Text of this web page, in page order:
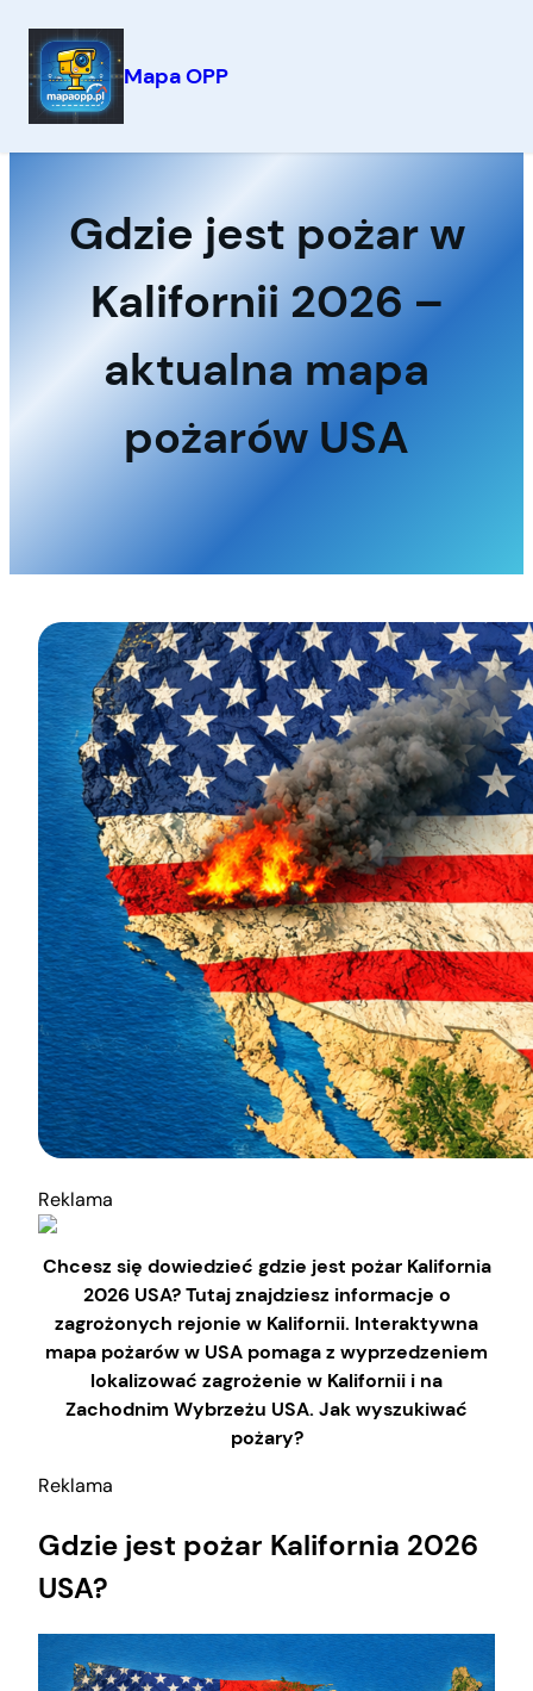
Przejdź
Mapa OPP
Gdzie jest pożar w
Kalifornii 2026 –
aktualna mapa
pożarów USA
Reklama
Chcesz się dowiedzieć gdzie jest pożar Kalifornia
2026 USA? Tutaj znajdziesz informacje o
zagrożonych rejonie w Kalifornii. Interaktywna
mapa pożarów w USA pomaga z wyprzedzeniem
lokalizować zagrożenie w Kalifornii i na
Zachodnim Wybrzeżu USA. Jak wyszukiwać
pożary?
Reklama
Gdzie jest pożar Kalifornia 2026
USA?